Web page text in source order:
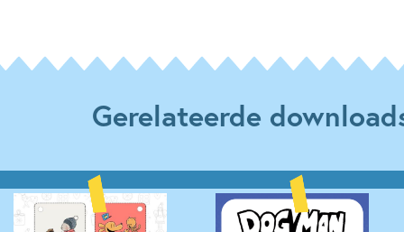
Gerelateerde